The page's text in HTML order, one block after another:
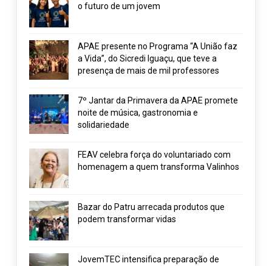
o futuro de um jovem
APAE presente no Programa “A União faz
a Vida”, do Sicredi Iguaçu, que teve a
presença de mais de mil professores
7º Jantar da Primavera da APAE promete
noite de música, gastronomia e
solidariedade
FEAV celebra força do voluntariado com
homenagem a quem transforma Valinhos
Bazar do Patru arrecada produtos que
podem transformar vidas
JovemTEC intensifica preparação de